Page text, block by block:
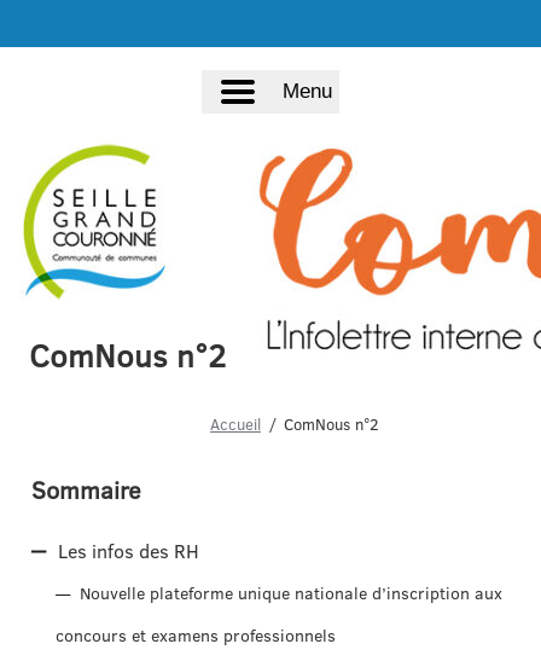
Menu
ComNous n°2
Accueil ComNous n°2
Sommaire
Les infos des RH
Nouvelle plateforme unique nationale d’inscription aux
concours et examens professionnels